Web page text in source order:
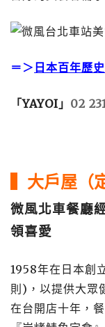
＝＞ 日本百年歷
「YAYOI」 02
▍大戶屋（
微風北車餐廳
領喜愛
1958年在日本創
則)，以提供大眾
在台開店十年，